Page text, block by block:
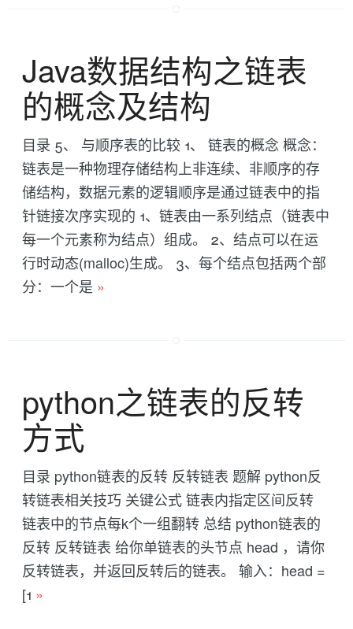
Java数据结构之链表
的概念及结构
目录 5、 与顺序表的比较 1、 链表的概念 概念：
链表是一种物理存储结构上非连续、非顺序的存
储结构，数据元素的逻辑顺序是通过链表中的指
针链接次序实现的 1、链表由一系列结点（链表中
每一个元素称为结点）组成。 2、结点可以在运
行时动态(malloc)生成。 3、每个结点包括两个部
分：一个是 »
python之链表的反转
方式
目录 python链表的反转 反转链表 题解 python反
转链表相关技巧 关键公式 链表内指定区间反转
链表中的节点每k个一组翻转 总结 python链表的
反转 反转链表 给你单链表的头节点 head ，请你
反转链表，并返回反转后的链表。 输入：head =
[1 »